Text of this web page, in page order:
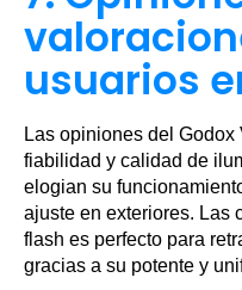
usuarios
Las opiniones del
fiabilidad y calidad de
elogian su
ajuste en exteriores. Las
flash es perfecto para
gracias a su potente y